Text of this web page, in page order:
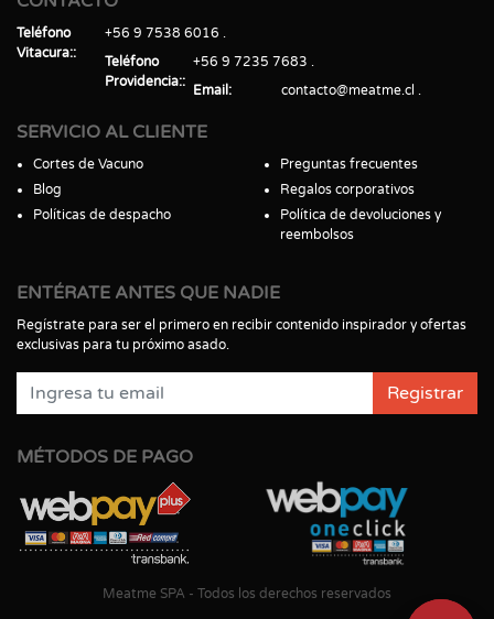
Teléfono
Vitacura:
+56 9 7538 6016
Teléfono
Providencia:
+56 9 7235 7683
Email
contacto@meatme.cl
SERVICIO AL CLIENTE
Cortes de Vacuno
Blog
Políticas de despacho
Preguntas frecuentes
Regalos corporativos
Política de devoluciones y
reembolsos
ENTÉRATE ANTES QUE NADIE
Regístrate para ser el primero en recibir contenido inspirador y ofertas
exclusivas para tu próximo asado.
Registrar
MÉTODOS DE PAGO
Meatme SPA - Todos los derechos reservados